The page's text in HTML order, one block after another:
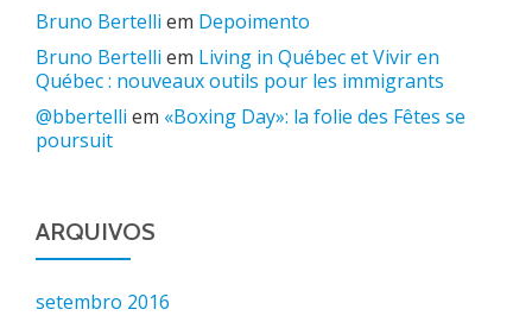
Bruno Bertelli em Depoimento
Bruno Bertelli em Living in Québec et Vivir en
Québec : nouveaux outils pour les immigrants
@bbertelli em «Boxing Day»: la folie des Fêtes se
poursuit
ARQUIVOS
setembro 2016